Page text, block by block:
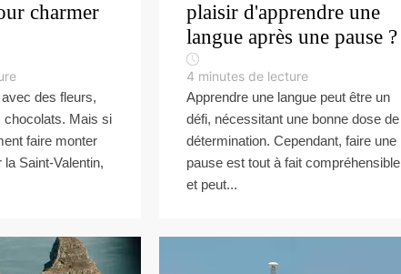
charmer
des fleurs,
chocolats. Mais si
faire monter
Saint-Valentin,
plaisir d'apprendre une
langue après une pause ?
4 minutes de lecture
Apprendre une langue peut être un
défi, nécessitant une bonne dose de
détermination. Cependant, faire une
pause est tout à fait compréhensible
et peut...